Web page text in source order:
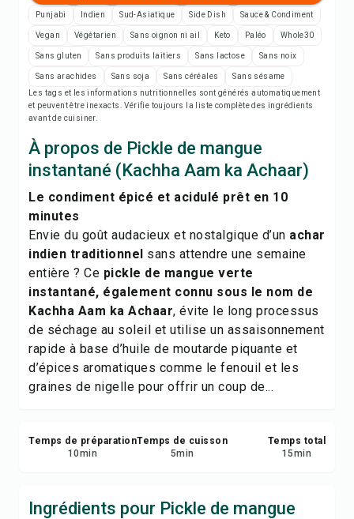
Enregistrer
Partager
Punjabi Indien Sud-Asiatique Side Dish Sauce & Condiment
Vegan Végétarien Sans oignon ni ail Keto Paléo Whole30
Sans gluten Sans produits laitiers Sans lactose Sans noix
Sans arachides Sans soja Sans céréales
Sans sésame
Les tags et les informations nutritionnelles sont générés automatiquement
et peuvent être inexacts. Vérifie toujours la liste complète des ingrédients
avant de cuisiner.
À propos de Pickle de mangue
instantané (Kachha Aam ka Achaar)
Le condiment épicé et acidulé prêt en 10
minutes
Envie du goût audacieux et nostalgique d’un achar
indien traditionnel sans attendre une semaine
entière ? Ce pickle de mangue verte
instantané, également connu sous le nom de
Kachha Aam ka Achaar, évite le long processus
de séchage au soleil et utilise un assaisonnement
rapide à base d’huile de moutarde piquante et
d’épices aromatiques comme le fenouil et les
graines de nigelle pour offrir un coup de...
Temps de préparation
10min
Temps de cuisson
5min
Temps total
15min
Ingrédients pour Pickle de mangue